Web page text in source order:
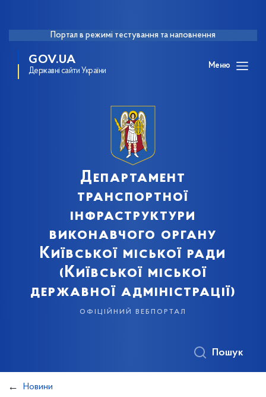
Портал в режимі тестування та наповнення
GOV.UA
Державні сайти України
Меню
Департамент
транспортної
інфраструктури
виконавчого органу
Київської міської ради
(Київської міської
державної адміністрації)
офіційний вебпортал
Пошук
Новини